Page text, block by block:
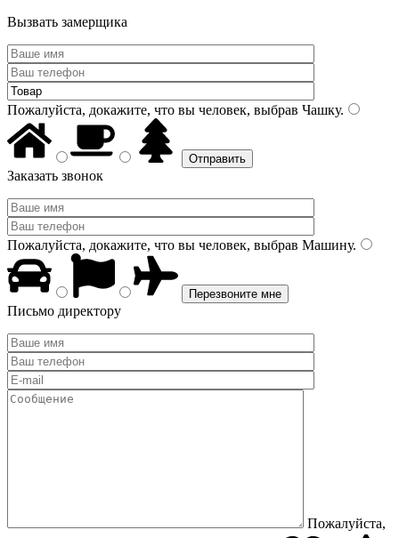
Вызвать замерщика
Пожалуйста, докажите, что вы человек, выбрав Чашку.
Заказать звонок
Пожалуйста, докажите, что вы человек, выбрав Машину.
Письмо директору
Пожалуйста,